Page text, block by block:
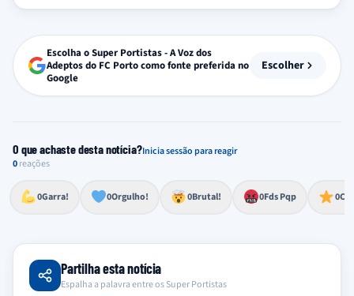
Escolha o Super Portistas - A Voz dos
Adeptos do FC Porto como fonte preferida no
Google
Escolher
O que achaste desta notícia?Inicia sessão para reagir
0reações
0Garra!
Esforço, determinação, aprovação forte
0Orgulho!
Lealdade, amor clubístico, sentimento profundo
0Brutal!
Impressionante, chocante, de grande impacto 0Fds Pqp
Reação de desespero, raiva, frustração ou espanto extremo 0
Excelência, destaque, o melhor
Partilha esta notícia
Espalha a palavra entre os Super Portistas